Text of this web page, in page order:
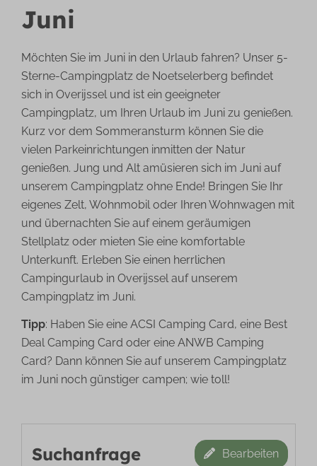
Juni
Möchten Sie im Juni in den Urlaub fahren? Unser 5-
Sterne-Campingplatz de Noetselerberg befindet
sich in Overijssel und ist ein geeigneter
Campingplatz, um Ihren Urlaub im Juni zu genießen.
Kurz vor dem Sommeransturm können Sie die
vielen Parkeinrichtungen inmitten der Natur
genießen. Jung und Alt amüsieren sich im Juni auf
unserem Campingplatz ohne Ende! Bringen Sie Ihr
eigenes Zelt, Wohnmobil oder Ihren Wohnwagen mit
und übernachten Sie auf einem geräumigen
Stellplatz oder mieten Sie eine komfortable
Unterkunft. Erleben Sie einen herrlichen
Campingurlaub in Overijssel auf unserem
Campingplatz im Juni.
Tipp: Haben Sie eine ACSI Camping Card, eine Best
Deal Camping Card oder eine ANWB Camping
Card? Dann können Sie auf unserem Campingplatz
im Juni noch günstiger campen; wie toll!
Suchanfrage Bearbeiten